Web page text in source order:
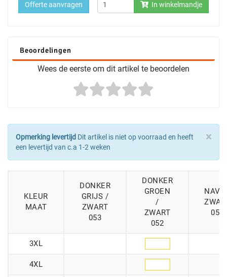
In winkelmandje
Offerte aanvragen
Beoordelingen
Wees de eerste om dit artikel te beoordelen
×
Opmerking levertijd Dit artikel is niet op voorraad en heeft
een levertijd van c.a 1-2 weken
KLEUR
MAAT
DONKER
GRIJS /
ZWART
053
DONKER
GROEN
/
ZWART
052
051
3XL
4XL